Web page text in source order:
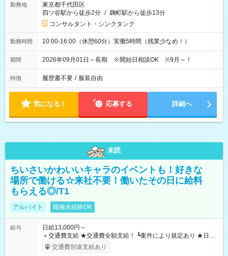
勤務地
東京都千代田区
四ツ谷駅から徒歩2分 / 麹町駅から徒歩13分
コンサルタント・シンクタンク
勤務時間 10:00-16:00（休憩60分）実働5時間（残業少なめ！）
期間 2026年09月01日～長期 ※開始日相談OK ※9月～！
特徴 履歴書不要 / 服装自由
気になる！ 応募する 詳細へ
未読
ちいさいかわいいキャラのイベントも！好きな
場所で働ける☆来社不要！働いたその日に給料
もらえる◎/T1
アルバイト 職種未経験OK
給与
日給13,000円～
＋交通費支給 ★交通費全額支給！ ┗案件により規定あり ★日払
いOK！（規定あり） ┗働いたその日に現金GET♪ お仕事後はコ
ンビニATMから 日払い分を引き落とせます！ 【試用期間】試
交通費別途支給あり